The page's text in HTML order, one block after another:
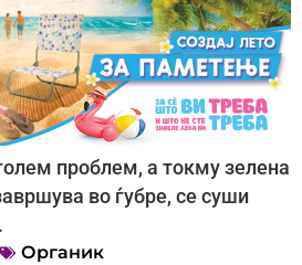
проблем, а токму зелена
во ѓубре, се суши
Органик